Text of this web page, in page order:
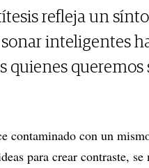
refleja un
inteligentes
quienes queremos
contaminado con un
para crear contraste,